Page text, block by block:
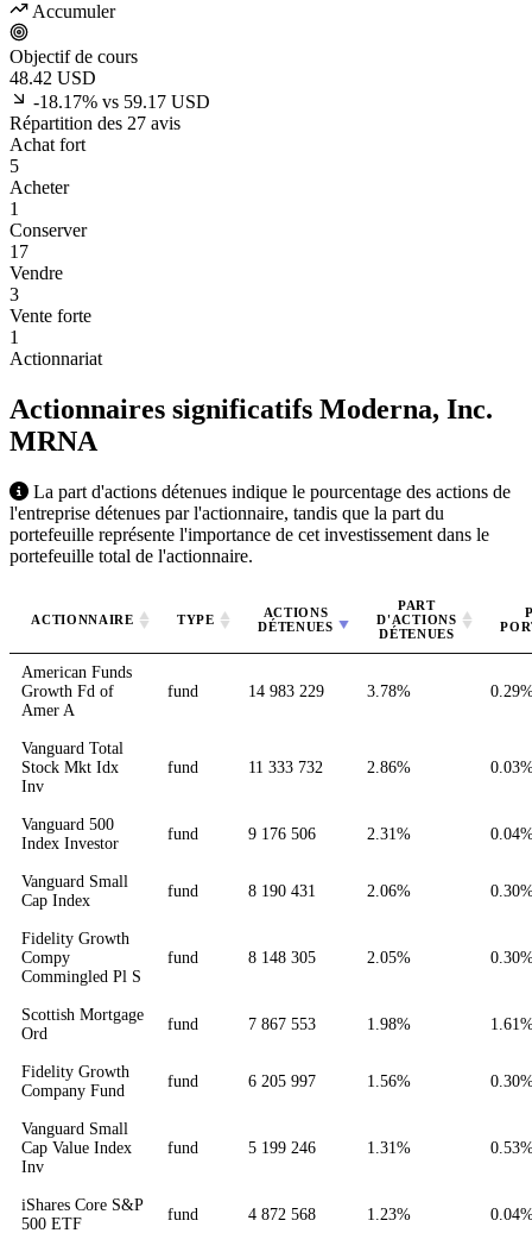
Accumuler
Objectif de cours
48.42 USD
-18.17% vs 59.17 USD
Répartition des 27 avis
Achat fort
5
Acheter
1
Conserver
17
Vendre
3
Vente forte
1
Actionnariat
Actionnaires significatifs Moderna, Inc.
MRNA
La part d'actions détenues indique le pourcentage des actions de
l'entreprise détenues par l'actionnaire, tandis que la part du
portefeuille représente l'importance de cet investissement dans le
portefeuille total de l'actionnaire.
ACTIONNAIRE TYPE
ACTIONS
DÉTENUES
PART
D'ACTIONS
DÉTENUES
American Funds
Growth Fd of
Amer A
fund 14 983 229 3.78%
Vanguard Total
Stock Mkt Idx
Inv
fund 11 333 732 2.86%
Vanguard 500
Index Investor
fund 9 176 506 2.31%
Vanguard Small
Cap Index
fund 8 190 431 2.06%
Fidelity Growth
Compy
Commingled Pl S
fund 8 148 305 2.05%
Scottish Mortgage
Ord
fund 7 867 553 1.98%
Fidelity Growth
Company Fund
fund 6 205 997 1.56%
Vanguard Small
Cap Value Index
Inv
fund 5 199 246 1.31%
iShares Core S&P
500 ETF
fund 4 872 568 1.23%